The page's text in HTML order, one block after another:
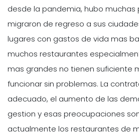
desde la pandemia, hubo muchas
migraron de regreso a sus
lugares con gastos de vida mas
muchos restaurantes
mas grandes no tienen suficiente
funcionar sin problemas. La
adecuado, el aumento de las
gestion y esas preocupaciones
actualmente los restaurantes de